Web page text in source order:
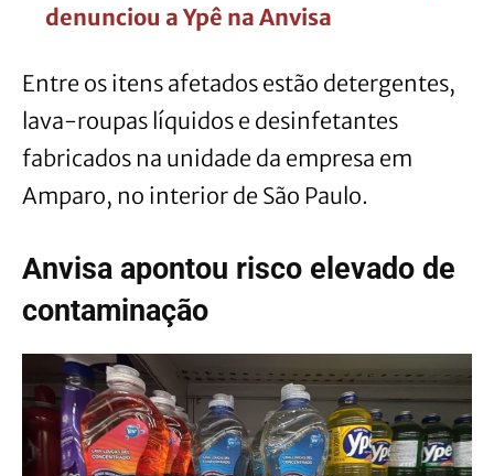
denunciou a Ypê na Anvisa
Entre os itens afetados estão detergentes,
lava-roupas líquidos e desinfetantes
fabricados na unidade da empresa em
Amparo, no interior de São Paulo.
Anvisa apontou risco elevado de
contaminação